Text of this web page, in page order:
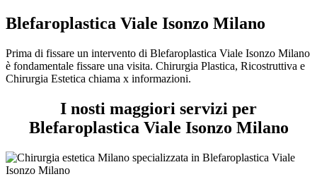
Blefaroplastica Viale Isonzo Milano
Prima di fissare un intervento di Blefaroplastica Viale Isonzo Milano
è fondamentale fissare una visita. Chirurgia Plastica, Ricostruttiva e
Chirurgia Estetica chiama x informazioni.
I nosti maggiori servizi per
Blefaroplastica Viale Isonzo Milano